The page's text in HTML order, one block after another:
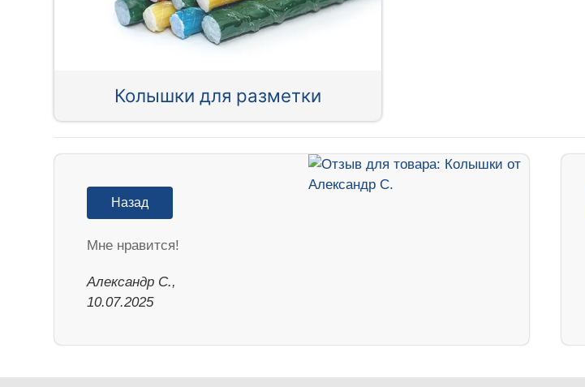
Колышки для разметки
Назад
Мне нравится!
Александр С.,
10.07.2025